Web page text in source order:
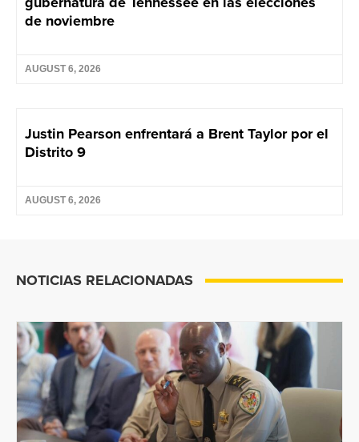
de noviembre
AUGUST 6, 2026
Justin Pearson enfrentará a Brent Taylor por el
Distrito 9
AUGUST 6, 2026
NOTICIAS RELACIONADAS